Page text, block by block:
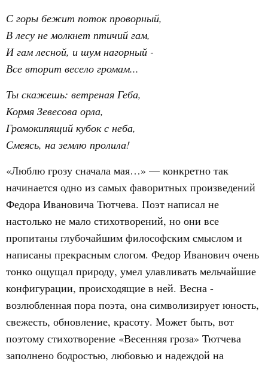
С горы бежит поток проворный,
В лесу не молкнет птичий гам,
И гам лесной, и шум нагорный -
Все вторит весело громам...
Ты скажешь: ветреная Геба,
Кормя Зевесова орла,
Громокипящий кубок с неба,
Смеясь, на землю пролила!
«Люблю грозу сначала мая…» — конкретно так
начинается одно из самых фаворитных произведений
Федора Ивановича Тютчева. Поэт написал не
настолько не мало стихотворений, но они все
пропитаны глубочайшим философским смыслом и
написаны прекрасным слогом. Федор Иванович очень
тонко ощущал природу, умел улавливать мельчайшие
конфигурации, происходящие в ней. Весна -
возлюбленная пора поэта, она символизирует юность,
свежесть, обновление, красоту. Может быть, вот
поэтому стихотворение «Весенняя гроза» Тютчева
заполнено бодростью, любовью и надеждой на